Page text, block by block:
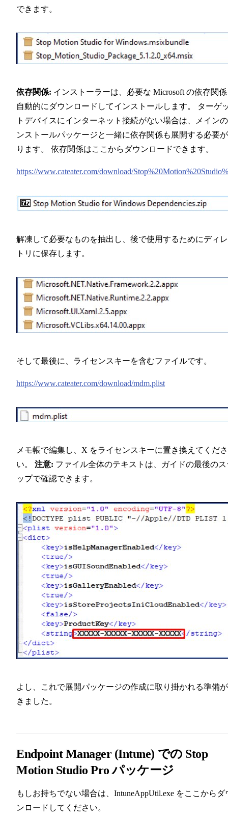
できます。
依存関係: インストーラーは、必要な Microsoft の依存関
自動的にダウンロードしてインストールします。 ターゲ
トデバイスにインターネット接続がない場合は、メイン
ンストールパッケージと一緒に依存関係も展開する必要
ります。 依存関係はここからダウンロードできます。
https://www.cateater.com/download/
解凍して必要なものを抽出し、後で使用するためにディ
トリに保存します。
そして最後に、ライセンスキーを含むファイルです。
https://www.cateater.com/download/mdm.plist
メモ帳で編集し、X をライセンスキーに置き換えてくださ
い。 注意: ファイル全体のテキストは、ガイドの最後のス
ップで確認できます。
よし、これで展開パッケージの作成に取り掛かれる準備
きました。
Endpoint Manager (Intune) での Stop
Motion Studio Pro パッケージ
もしお持ちでない場合は、IntuneAppUtil.exe をここからダ
ンロードしてください。